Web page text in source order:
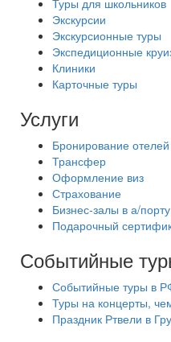
Туры для школьников
Экскурсии
Экскурсионные туры
Экспедиционные
Клиники
Карточные туры
Услуги
Бронирование отелей
Трансфер
Оформление виз
Страхование
Бизнес-залы в а/порту
Подарочный
Событийные
Событийные туры в
Туры на концерты,
Праздник Ртвели в